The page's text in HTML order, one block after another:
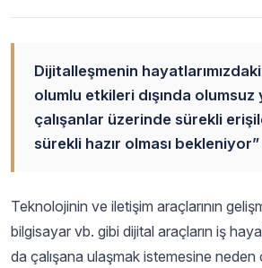
Dijitalleşmenin
olumlu etkileri dışında
çalışanlar üzerinde sürekli
sürekli hazır olması
Teknolojinin ve iletişim araçlarının
bilgisayar vb. gibi dijital araçların iş
da çalışana ulaşmak istemesine